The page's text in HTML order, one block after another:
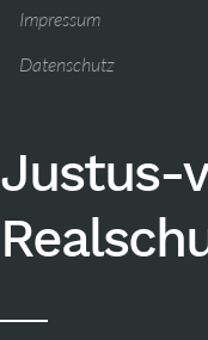
Impressum
Datenschutz
Justus-